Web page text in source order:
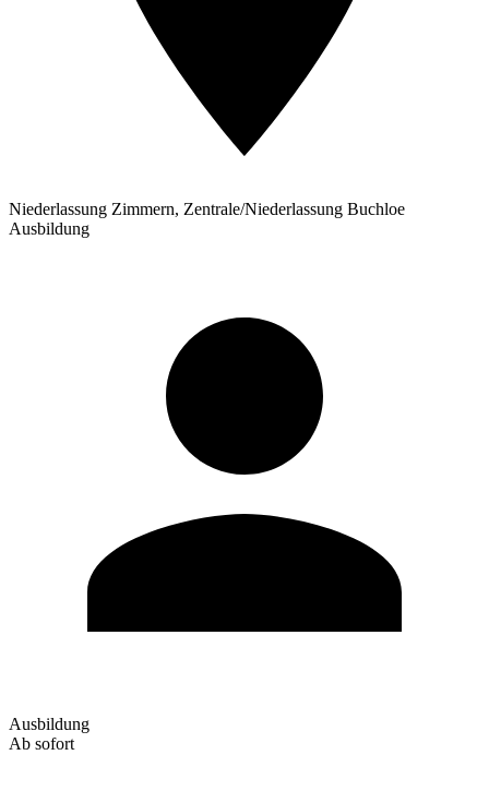
Niederlassung Zimmern, Zentrale/Niederlassung Buchloe
Ausbildung
Ausbildung
Ab sofort